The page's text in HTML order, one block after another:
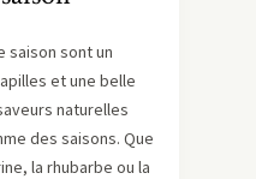
saison sont un
et une belle
naturelles
des saisons. Que
la rhubarbe ou la